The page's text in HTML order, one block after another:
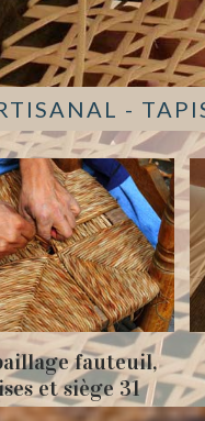
-
31